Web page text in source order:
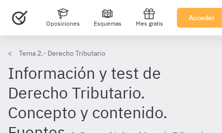
Oposiciones Esquemas Mes gratis
Acceder
Tema 2.- Derecho Tributario
Información y test de
Derecho Tributario.
Concepto y contenido.